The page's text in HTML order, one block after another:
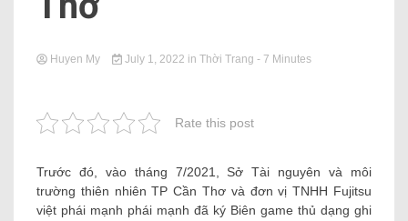
Huyen My July 1, 2022 in Thời Trang - 7 Minutes
Rate this post
Trước đó, vào tháng 7/2021, Sở Tài nguyên và môi
trường thiên nhiên TP Cần Thơ và đơn vị TNHH Fujitsu
việt phái mạnh phái mạnh đã ký Biên game thủ dạng ghi